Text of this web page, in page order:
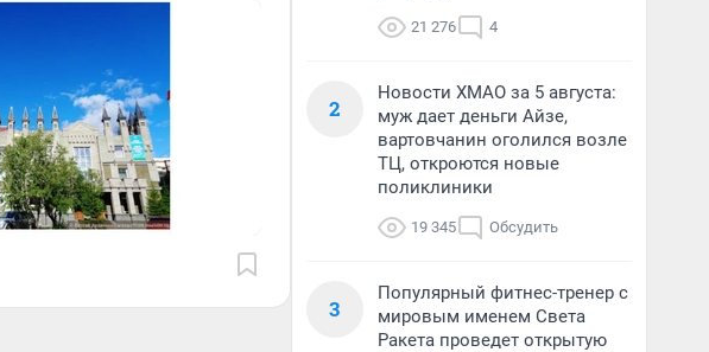
21 276 4
2
Новости ХМАО за 5 августа:
муж дает деньги Айзе,
вартовчанин оголился возле
ТЦ, откроются новые
поликлиники
19 345 Обсудить
3
Популярный фитнес-тренер с
мировым именем Света
Ракета проведет открытую